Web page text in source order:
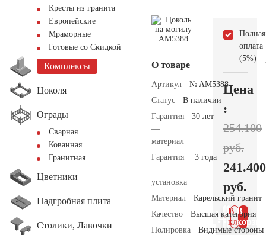
Кресты из гранита
Европейские
Мраморные
Готовые со Скидкой
Комплексы
Цоколя
Ограды
Сварная
Кованная
Гранитная
Цветники
Надгробная плита
Столики, Лавочки
О товаре
Артикул
№ AM5388
Статус
В наличии
Гарантия
—
материал
30 лет
Гарантия
—
установка
3 года
Материал
Карельский гранит
Качество
Высшая категория
Полировка
Видимые стороны
Полная
оплата
(5%)
Цена
:
254.100
руб.
241.400
руб.
В
В 1
клик